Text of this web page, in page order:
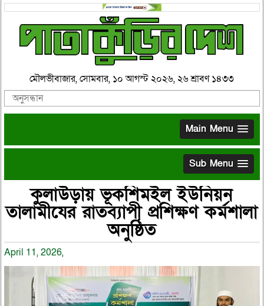
মৌলভীবাজার, সোমবার, ১০ আগস্ট ২০২৬, ২৬ শ্রাবণ ১৪৩৩
Main Menu
Sub Menu
কুলাউড়ায় ভূকশিমইল ইউনিয়ন
তালামীযের রাতব্যাপী প্রশিক্ষণ কর্মশালা
অনুষ্ঠিত
April 11, 2026,